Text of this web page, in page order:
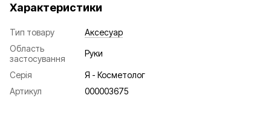
Характеристики
Тип товару
Аксесуар
Область
застосування
Руки
Серія
Я - Косметолог
Артикул
000003675